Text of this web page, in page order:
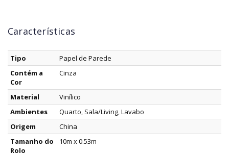
Características
Tipo
Papel de Parede
Contém a
Cor
Cinza
Material
Vinílico
Ambientes
Quarto, Sala/Living, Lavabo
Origem
China
Tamanho do
Rolo
10m x 0.53m